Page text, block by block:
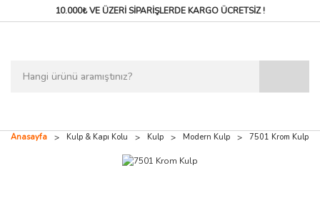
10.000₺ VE ÜZERİ SİPARİŞLERDEKARGO ÜCRETSİZ !
Anasayfa Kulp & Kapı Kolu Kulp Modern Kulp 7501 Krom Kulp